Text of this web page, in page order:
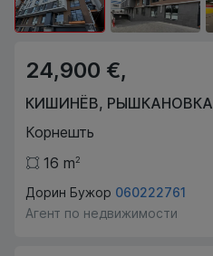
24,900 €,
КИШИНЁВ, РЫШКАНОВКА
Корнешть
16 m2
Дорин Бужор 060222761
Агент по недвижимости